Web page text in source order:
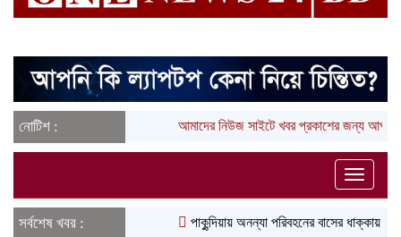
নোটিশ : আমাদের নিউজ সাইটে খবর প্রকাশের জন্য
Toggle
সর্বশেষ খবর :
পাকুন্দিয়ায় অনন্যা পরিবহনের বাসের ধাক্কায়